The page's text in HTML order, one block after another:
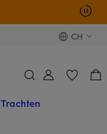
CH
Trachten